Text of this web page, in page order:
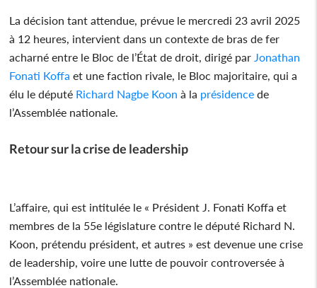
La décision tant attendue, prévue le mercredi 23 avril 2025
à 12 heures, intervient dans un contexte de bras de fer
acharné entre le Bloc de l’État de droit, dirigé par Jonathan
Fonati Koffa et une faction rivale, le Bloc majoritaire, qui a
élu le député Richard Nagbe Koon à la présidence de
l’Assemblée nationale.
Retour sur la crise de leadership
L’affaire, qui est intitulée le « Président J. Fonati Koffa et
membres de la 55e législature contre le député Richard N.
Koon, prétendu président, et autres » est devenue une crise
de leadership, voire une lutte de pouvoir controversée à
l’Assemblée nationale.